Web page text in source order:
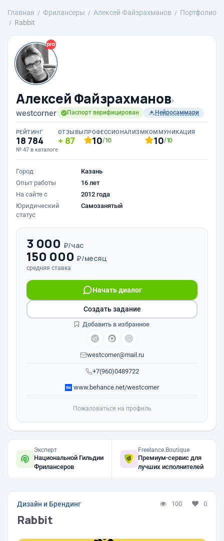
Главная Фрилансеры Алексей Файзрахманов
Портфолио
Rabbit
Алексей Файзрахманов›
westcorner Паспорт верифицирован Нейросаммари
РЕЙТИНГ
18 784
№ 47 в каталоге
ОТЗЫВЫ
87
ПРОФЕССИОНАЛИЗМ
10/10
КОММУНИКАЦИЯ
10/10
Город
Казань
Опыт работы
16 лет
На сайте с
2012 года
Юридический
статус
Самозанятый
3 000 ₽/час
150 000 ₽/месяц
средняя ставка
+7(960)0489722
Начать диалог
westcorner@mail.ru
www.behance.net/westcorner
Создать задание
Добавить в избранное
Пожаловаться на профиль
Эксперт
Национальной Гильдии
Фрилансеров
Freelance.Boutique
Премиум-сервис для
лучших исполнителей
Дизайн и Брендинг 100 0
Rabbit